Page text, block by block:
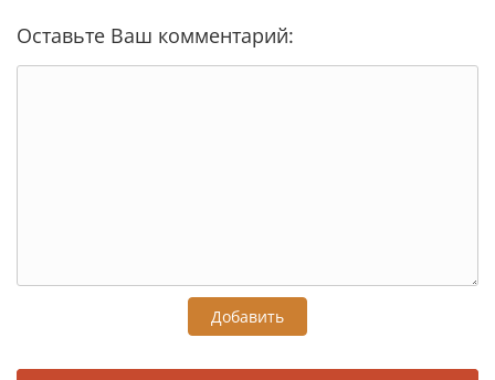
Оставьте Ваш комментарий:
Добавить